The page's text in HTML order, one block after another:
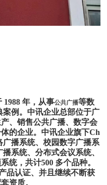
1988 年，从事公共广播等数
案例。中讯企业总部位于广
、销售公共广播、数字会
的企业。中讯企业旗下Ch
广播系统、校园数字广播系
系统、分布式会议系统、
统，共计500 多个品种。
品认证、并且继续不断获
资质。